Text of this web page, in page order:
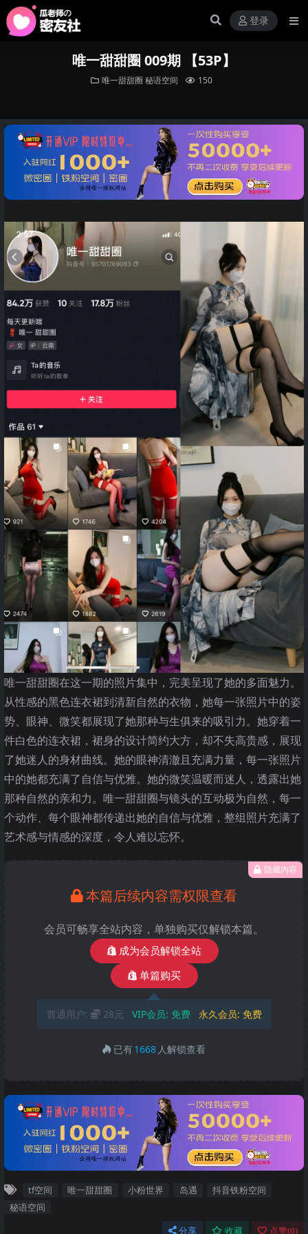
登录
唯一甜甜圈 009期 【53P】
唯一甜甜圈 秘语空间 150
唯一甜甜圈在这一期的照片集中，完美呈现了她的多面魅力。
从性感的黑色连衣裙到清新自然的衣物，她每一张照片中的姿
势、眼神、微笑都展现了她那种与生俱来的吸引力。她穿着一
件白色的连衣裙，裙身的设计简约大方，却不失高贵感，展现
了她迷人的身材曲线。她的眼神清澈且充满力量，每一张照片
中的她都充满了自信与优雅。她的微笑温暖而迷人，透露出她
那种自然的亲和力。唯一甜甜圈与镜头的互动极为自然，每一
个动作、每个眼神都传递出她的自信与优雅，整组照片充满了
艺术感与情感的深度，令人难以忘怀。
隐藏内容
本篇后续内容需权限查看
会员可畅享全站内容，单独购买仅解锁本篇。
成为会员解锁全站
单篇购买
普通用户: 28元 VIP会员: 免费 永久会员: 免费
已有1668 人解锁查看
tf空间 唯一甜甜圈 小粉世界 岛遇
抖音铁粉空间
秘语空间
分享 收藏 点赞(0)